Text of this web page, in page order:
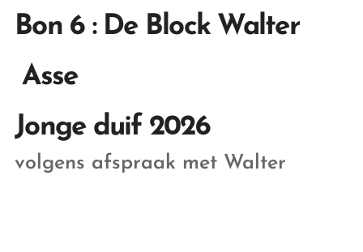
Bon 6: De Block Walter
Asse
Jonge duif 2026
volgens afspraak met Walter